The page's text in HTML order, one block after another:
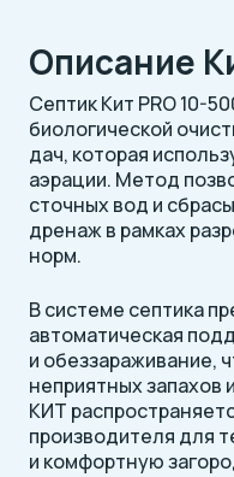
Описание
Септик Кит PRO 10-
биологической
дач, которая
аэрации. Метод
сточных вод и
дренаж в рамках
норм.
В системе септика
автоматическая
и обеззараживание,
неприятных запахов
КИТ
производителя для
и комфортную